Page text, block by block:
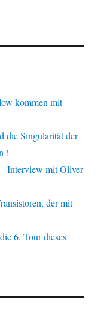
kommen mit
die Singularität der
!
Interview mit Oliver
der mit
6. Tour dieses